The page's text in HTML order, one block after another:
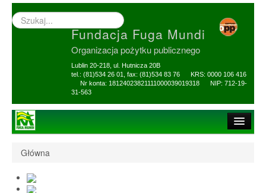
Wyszukiwarka
–
Fundacja Fuga Mundi
Organizacja pożytku publicznego
Lublin 20-218, ul. Hutnicza 20B
tel.: (81)534 26 01, fax: (81)534 83 76 KRS: 0000 106 416
Nr konta: 18124023821111000039019318 NIP: 712-19-
31-563
1,5% i darowizny
Główna